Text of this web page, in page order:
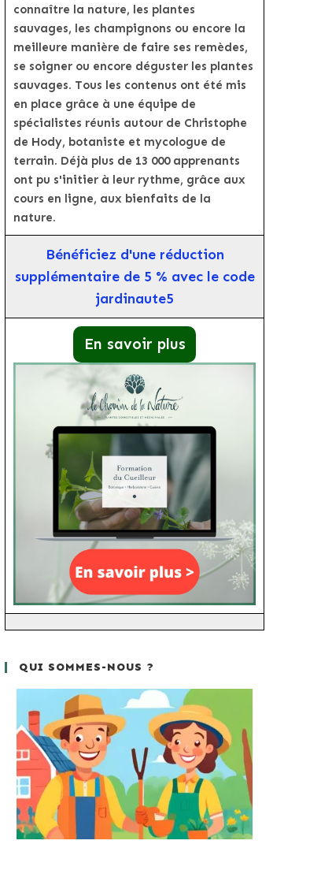
connaître la nature, les plantes
sauvages, les champignons ou encore la
meilleure manière de faire ses remèdes,
se soigner ou encore déguster les plantes
sauvages. Tous les contenus ont été mis
en place grâce à une équipe de
spécialistes réunis autour de Christophe
de Hody, botaniste et mycologue de
terrain. Déjà plus de 13 000 apprenants
ont pu s'initier à leur rythme, grâce aux
cours en ligne, aux bienfaits de la
nature.
Bénéficiez d'une réduction
supplémentaire de 5 % avec le code
jardinaute5
En savoir plus
QUI SOMMES-NOUS ?